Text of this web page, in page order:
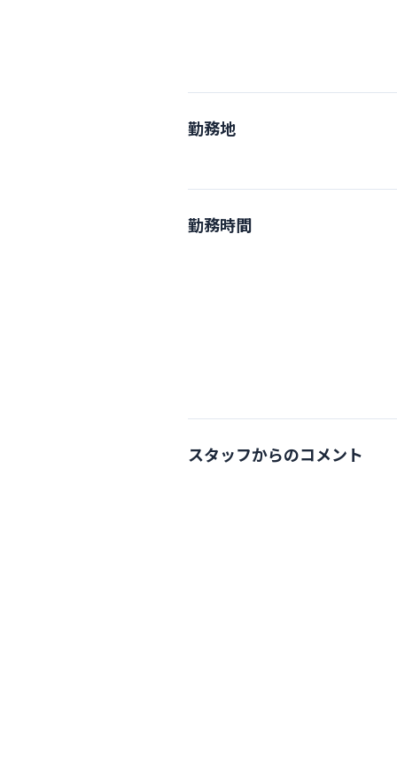
勤務地
勤務時間
スタッフからのコメント